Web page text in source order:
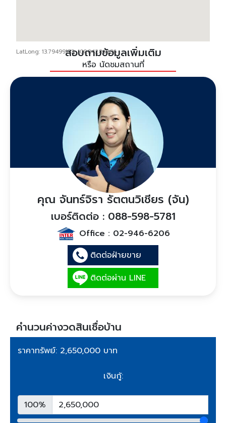
LatLong: 13.79499173, 100.84286236
สอบถามข้อมูลเพิ่มเติม
หรือ นัดชมสถานที่
คุณ จันทร์จิรา รัตตนวิเชียร (จัน)
เบอร์ติดต่อ : 088-598-5781
Office : 02-946-6206
ติดต่อฝ่ายขาย
ติดต่อผ่าน LINE
คำนวนค่างวดสินเชื่อบ้าน
ราคาทรัพย์: 2,650,000 บาท
เงินกู้:
100%